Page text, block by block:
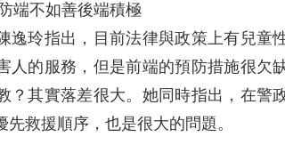
端不如善後端積極
逸玲指出，目前法律與政策上有兒
人的服務，但是前端的預防措施很
？其實落差很大。她同時指出，在
救援順序，也是很大的問題。